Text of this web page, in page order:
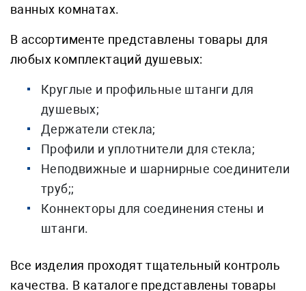
ванных комнатах.
В ассортименте представлены товары для
любых комплектаций душевых:
Круглые и профильные штанги для
душевых;
Держатели стекла;
Профили и уплотнители для стекла;
Неподвижные и шарнирные соединители
труб;;
Коннекторы для соединения стены и
штанги.
Все изделия проходят тщательный контроль
качества. В каталоге представлены товары